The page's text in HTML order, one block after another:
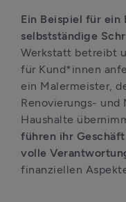
Ein Beispiel für ein
selbstständige
Werkstatt betreibt
für Kund*innen
ein Malermeister,
Renovierungs- und
Haushalte
führen ihr
volle
finanziellen